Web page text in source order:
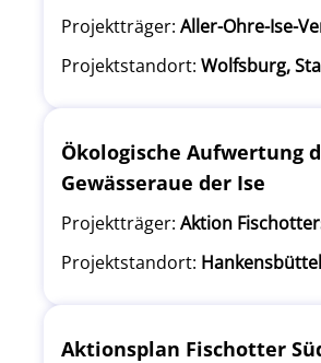
Projektträger: Aller-Ohre-Ise-
Projektstandort: Wolfsburg,
Ökologische Aufwertung
Gewässeraue der Ise
Projektträger: Aktion
Projektstandort: Hankensbüttel
Aktionsplan Fischotter